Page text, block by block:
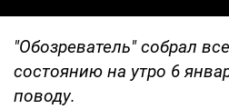
"Обозреватель" собрал
состоянию на утро 6
поводу.